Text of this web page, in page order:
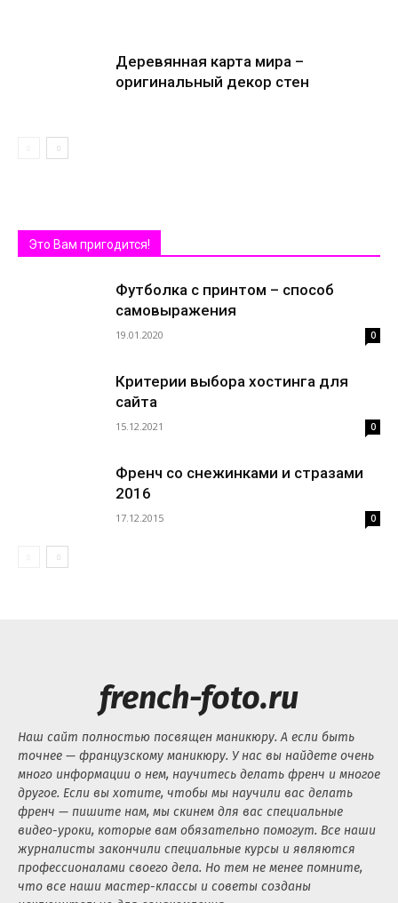
Деревянная карта мира –
оригинальный декор стен
Это Вам пригодится!
Футболка с принтом – способ
самовыражения
19.01.2020 0
Критерии выбора хостинга для
сайта
15.12.2021 0
Френч со снежинками и стразами
2016
17.12.2015 0
french-foto.ru
Наш сайт полностью посвящен маникюру. А если быть
точнее — французскому маникюру. У нас вы найдете очень
много информации о нем, научитесь делать френч и многое
другое. Если вы хотите, чтобы мы научили вас делать
френч — пишите нам, мы скинем для вас специальные
видео-уроки, которые вам обязательно помогут. Все наши
журналисты закончили специальные курсы и являются
профессионалами своего дела. Но тем не менее помните,
что все наши мастер-классы и советы созданы